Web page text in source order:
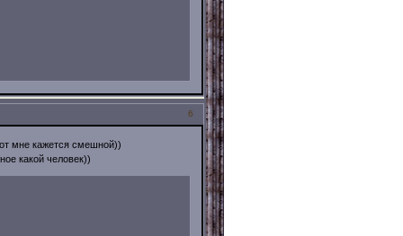
6
мне кажется смешной))
какой человек))